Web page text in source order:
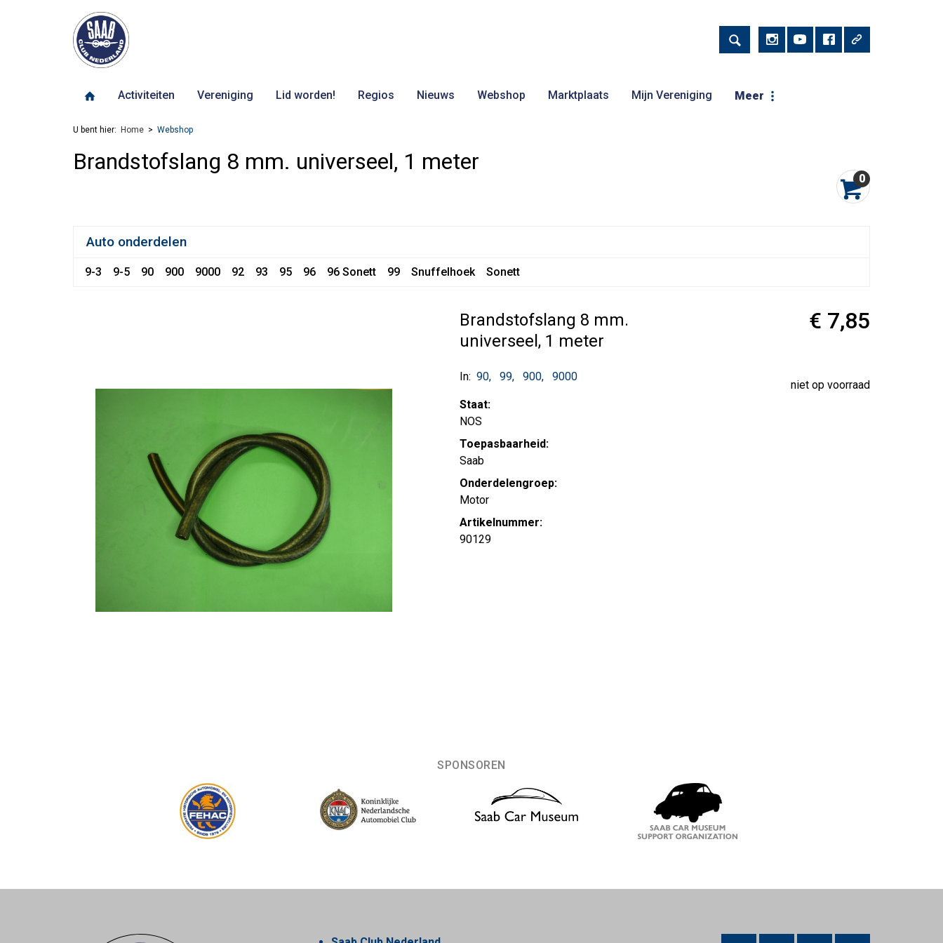
Activiteiten Vereniging Lid worden! Regios Nieuws Webshop Marktplaats Mijn Vereniging Meer
U bent hier: Home Webshop
Brandstofslang 8 mm. universeel, 1 meter
0
Auto onderdelen
9-3 9-5 90 900 9000 92 93 95 96 96 Sonett 99 Snuffelhoek Sonett
Brandstofslang 8 mm.
universeel, 1 meter
In: 90 99 900 9000
Staat:
NOS
Toepasbaarheid:
Saab
Onderdelengroep:
Motor
Artikelnummer:
90129
€ 7,85
niet op voorraad
SPONSOREN